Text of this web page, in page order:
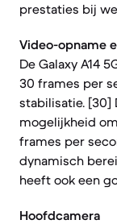
prestaties bij
Video-opname
De Galaxy A14
30 frames per
stabilisatie. [30]
mogelijkheid
frames per
dynamisch
heeft ook een
Hoofdcamera